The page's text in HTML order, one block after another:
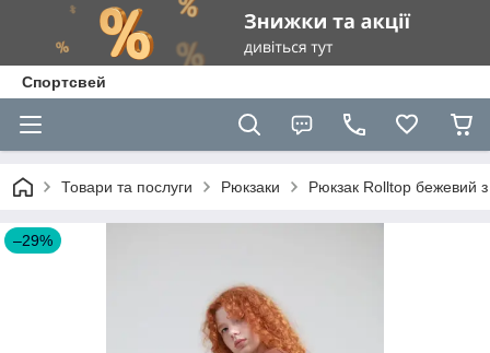
Спортсвей
Товари та послуги Рюкзаки Рюкзак Rolltop бежевий з
–29%